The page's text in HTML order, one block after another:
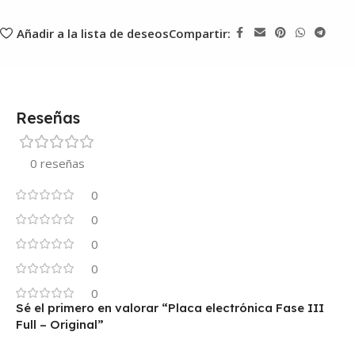
Añadir a la lista de deseosCompartir:
Reseñas
0 reseñas
0
0
0
0
0
Sé el primero en valorar “Placa electrónica Fase III
Full – Original”